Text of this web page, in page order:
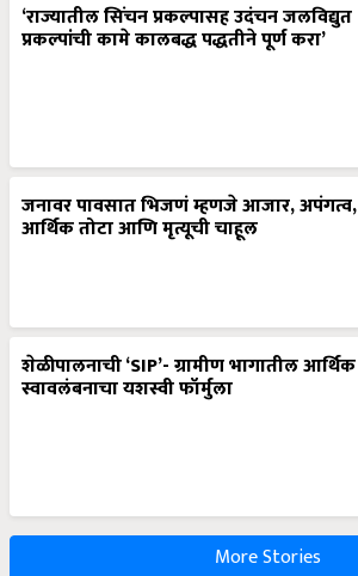
‘राज्यातील सिंचन प्रकल्पासह उदंचन जलविद्युत
प्रकल्पांची कामे कालबद्ध पद्धतीने पूर्ण करा’
जनावर पावसात भिजणं म्हणजे आजार, अपंगत्व,
आर्थिक तोटा आणि मृत्यूची चाहूल
शेळीपालनाची ‘SIP’- ग्रामीण भागातील आर्थिक
स्वावलंबनाचा यशस्वी फॉर्मुला
More Stories